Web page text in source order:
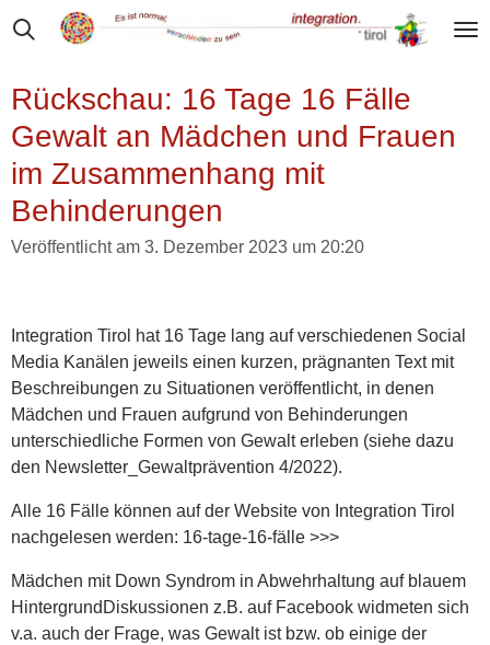
Zum
Hauptinhalt
Rückschau: 16 Tage 16 Fälle
Gewalt an Mädchen und Frauen
im Zusammenhang mit
Behinderungen
Veröffentlicht am 3. Dezember 2023 um 20:20
Integration Tirol hat 16 Tage lang auf verschiedenen Social
Media Kanälen jeweils einen kurzen, prägnanten Text mit
Beschreibungen zu Situationen veröffentlicht, in denen
Mädchen und Frauen aufgrund von Behinderungen
unterschiedliche Formen von Gewalt erleben (siehe dazu
den Newsletter_Gewaltprävention 4/2022).
Alle 16 Fälle können auf der Website von Integration Tirol
nachgelesen werden: 16-tage-16-fälle >>>
Mädchen mit Down Syndrom in Abwehrhaltung auf blauem
HintergrundDiskussionen z.B. auf Facebook widmeten sich
v.a. auch der Frage, was Gewalt ist bzw. ob einige der